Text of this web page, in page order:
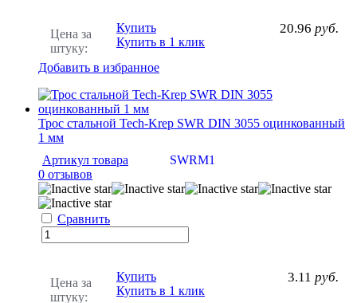
Цена за
штуку:
20.96 руб.
Купить
Купить в 1 клик
Добавить в избранное
Трос стальной Tech-Krep SWR DIN 3055 оцинкованный
1 мм
Артикул товара
SWRM1
0 отзывов
Сравнить
Цена за
штуку:
3.11 руб.
Купить
Купить в 1 клик